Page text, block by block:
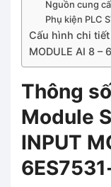
Nguồn cung
Phụ kiện PLC
Cấu hình chi tiết
MODULE AI 8 –
Thông
Module
INPUT